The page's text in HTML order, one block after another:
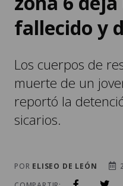
fallecido y
Los cuerpos de
muerte de un
reportó la
sicarios.
POR ELISEO DE LEÓN